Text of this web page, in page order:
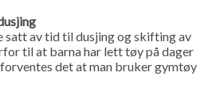
satt av tid til dusjing og skifting av
til at barna har lett tøy på dager
det at man bruker gymtøy